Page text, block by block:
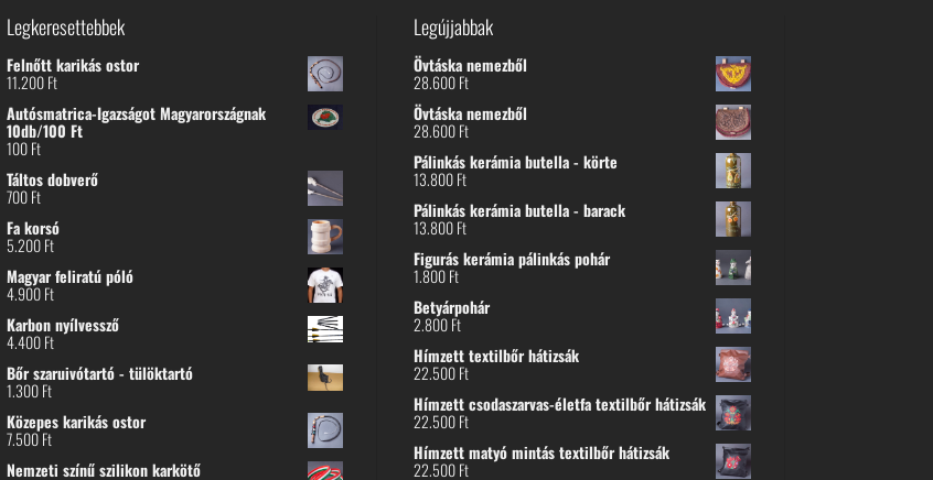
Legkeresettebbek
Felnőtt karikás ostor
11.200Ft
Autósmatrica-Igazságot Magyarországnak
10db/100 Ft
100Ft
Táltos dobverő
700Ft
Fa korsó
5.200Ft
Magyar feliratú póló
4.900Ft
Karbon nyílvessző
4.400Ft
Bőr szaruivótartó - tülöktartó
1.300Ft
Közepes karikás ostor
7.500Ft
Nemzeti színű szilikon karkötő
Legújjabbak
Övtáska nemezből
28.600Ft
Övtáska nemezből
28.600Ft
Pálinkás kerámia butella - körte
13.800Ft
Pálinkás kerámia butella - barack
13.800Ft
Figurás kerámia pálinkás pohár
1.800Ft
Betyárpohár
2.800Ft
Hímzett textilbőr hátizsák
22.500Ft
Hímzett csodaszarvas-életfa textilbőr hátizsák
22.500Ft
Hímzett matyó mintás textilbőr hátizsák
22.500Ft